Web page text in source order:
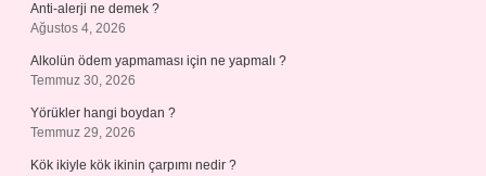
Anti-alerji ne demek ?
Ağustos 4, 2026
Alkolün ödem yapmaması için ne yapmalı ?
Temmuz 30, 2026
Yörükler hangi boydan ?
Temmuz 29, 2026
Kök ikiyle kök ikinin çarpımı nedir ?